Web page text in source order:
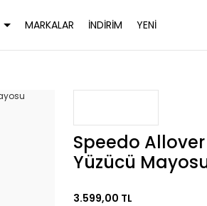
MARKALAR İNDİRİM YENİ
Speedo
Yüzücü
3.599,00 TL